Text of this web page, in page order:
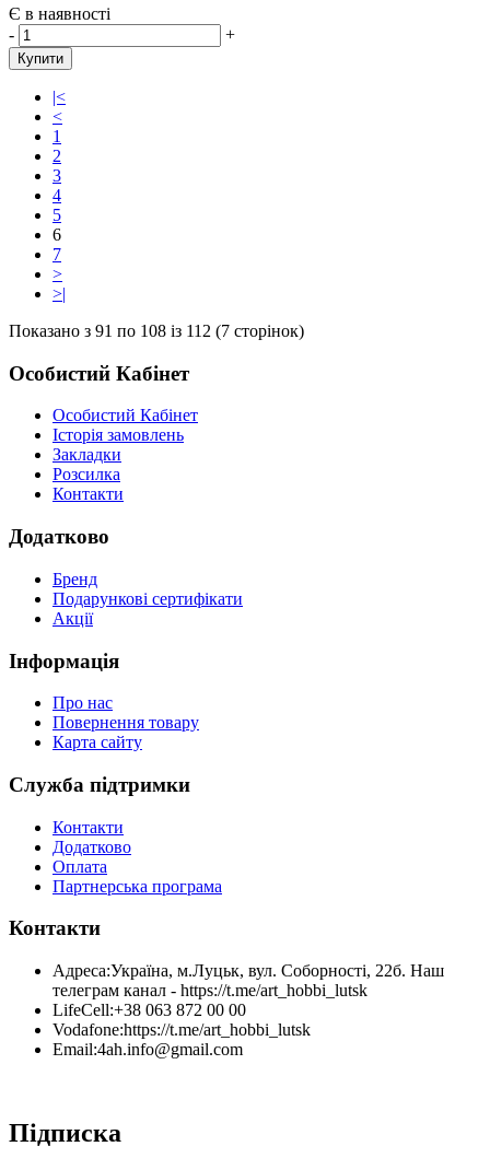
Є в наявності
-
+
Купити
|<
<
1
2
3
4
5
6
7
>
>|
Показано з 91 по 108 із 112 (7 сторінок)
Особистий Кабінет
Особистий Кабінет
Історія замовлень
Закладки
Розсилка
Контакти
Додатково
Бренд
Подарункові сертифікати
Акції
Інформація
Про нас
Повернення товару
Карта сайту
Служба підтримки
Контакти
Додатково
Оплата
Партнерська програма
Контакти
Адреса:Україна, м.Луцьк, вул. Соборності, 22б. Наш
телеграм канал - https://t.me/art_hobbi_lutsk
LifeCell:+38 063 872 00 00
Vodafone:https://t.me/art_hobbi_lutsk
Email:4ah.info@gmail.com
Підписка